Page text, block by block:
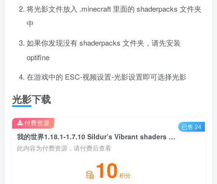
将光影文件放入 .minecraft 里面的 shaderpacks 文件夹
中
如果你发现没有 shaderpacks 文件夹，请先安装
optifine
在游戏中的 ESC-视频设置-光影设置即可选择光影
光影下载
我的世界1.18.1-1.7.10 Sildur’s Vibrant shaders 光影
此内容为付费资源，请付费后查看
10 积分
付费资源 已售 24